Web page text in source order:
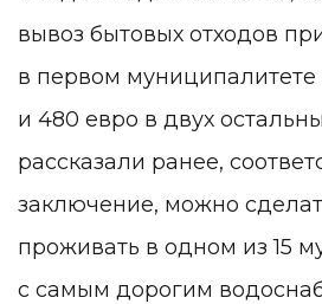
вывоз бытовых отходов
в первом
и 480 евро в двух
рассказали ранее,
заключение, можно
проживать в одном из 15
с самым дорогим